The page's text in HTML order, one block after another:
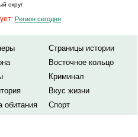
округ
Регион сегодня
Страницы истории
Восточное кольцо
Криминал
Вкус жизни
обитания Спорт